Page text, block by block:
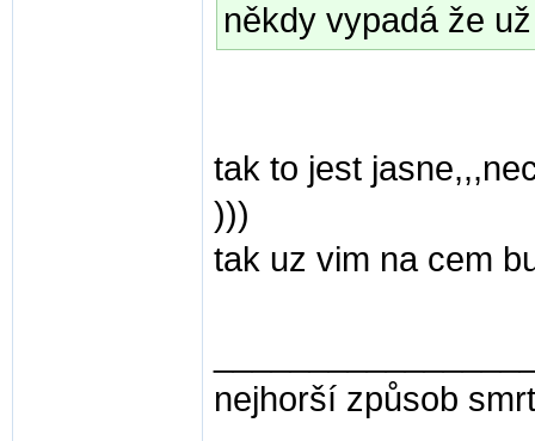
někdy vypadá že
tak to jest
)))
tak uz vim na cem
nejhorší způsob